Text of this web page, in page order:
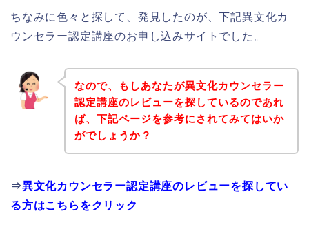
ちなみに色々と探して、発見したのが、下記異文化カ
ウンセラー認定講座のお申し込みサイトでした。
なので、もしあなたが異文化カウンセラー
認定講座のレビューを探しているのであれ
ば、下記ページを参考にされてみてはいか
がでしょうか？
⇒異文化カウンセラー認定講座のレビューを探してい
る方はこちらをクリック